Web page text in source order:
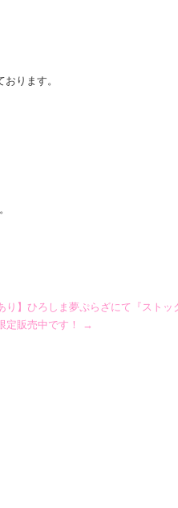
おります。
り】ひろしま夢ぷらざにて『ストッ
定販売中です！
→